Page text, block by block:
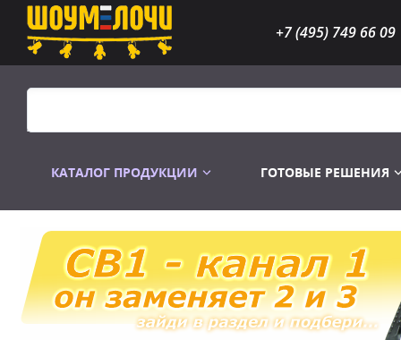
+7 (495) 749 66 09
КАТАЛОГ ПРОДУКЦИИ
Распродажа Лампы
ГОТОВЫЕ РЕШЕНИЯ